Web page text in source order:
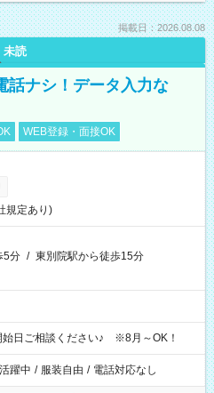
掲載日：2026.08.08
未読
話ナシ！データ入力な
WEB登録・面接OK
規定あり)
5分 / 東別院駅から徒歩15分
日ご相談ください♪ ※8月～OK！
躍中 / 服装自由 / 電話対応なし